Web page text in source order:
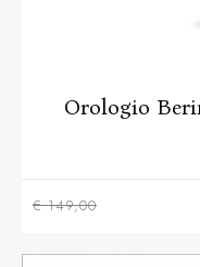
Orologio
€ 149,00